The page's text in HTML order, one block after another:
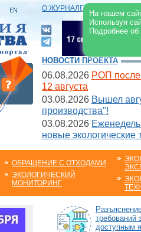
На нашем
Используя
Подробнее
О ЖУРНАЛЕ |
НОВОСТИ ПРОЕКТА
06.08.2026 РОП после
12 августа
03.08.2026 Вышел
производства"!
03.08.2026
новые экологические
ОБРАЩЕНИЕ С ОТХОДАМИ
ЭКОЛОГИЧЕСКИЙ
МОНИТОРИНГ
требований
доступным